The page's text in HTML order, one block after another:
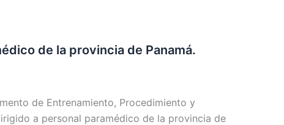
de la provincia de Panamá.
de Entrenamiento, Procedimiento y
a personal paramédico de la provincia de